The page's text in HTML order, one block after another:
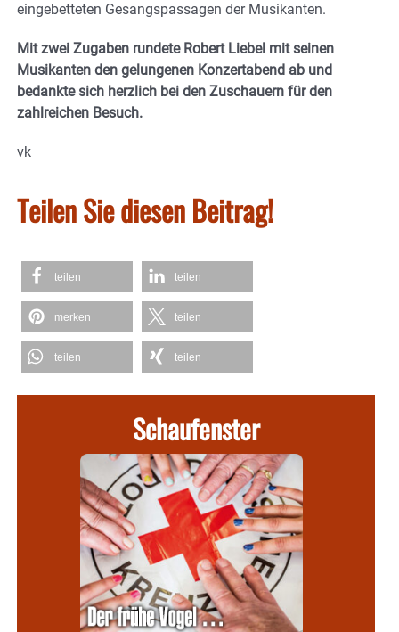
eingebetteten Gesangspassagen der Musikanten.
Mit zwei Zugaben rundete Robert Liebel mit seinen
Musikanten den gelungenen Konzertabend ab und
bedankte sich herzlich bei den Zuschauern für den
zahlreichen Besuch.
vk
Teilen Sie diesen Beitrag!
teilen teilen
merken teilen
teilen teilen
Schaufenster